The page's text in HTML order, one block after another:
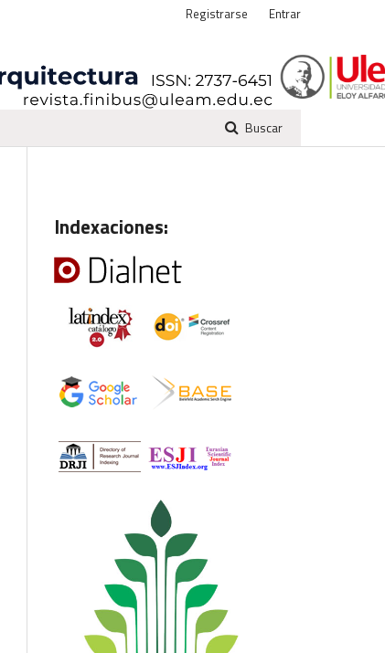
Buscar
Registrarse Entrar
Indexaciones: